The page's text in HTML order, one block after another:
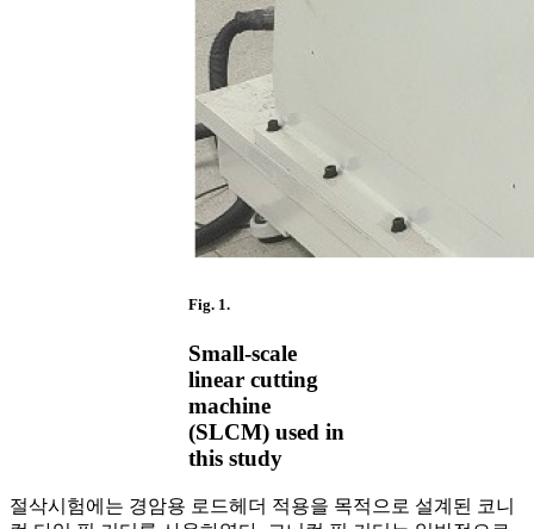
Fig. 1.
Small-scale
linear cutting
machine
(SLCM) used in
this study
절삭시험에는 경암용 로드헤더 적용을 목적으로 설계된 코니